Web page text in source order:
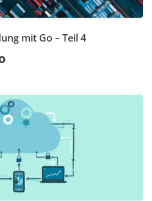
mit Go – Teil 4